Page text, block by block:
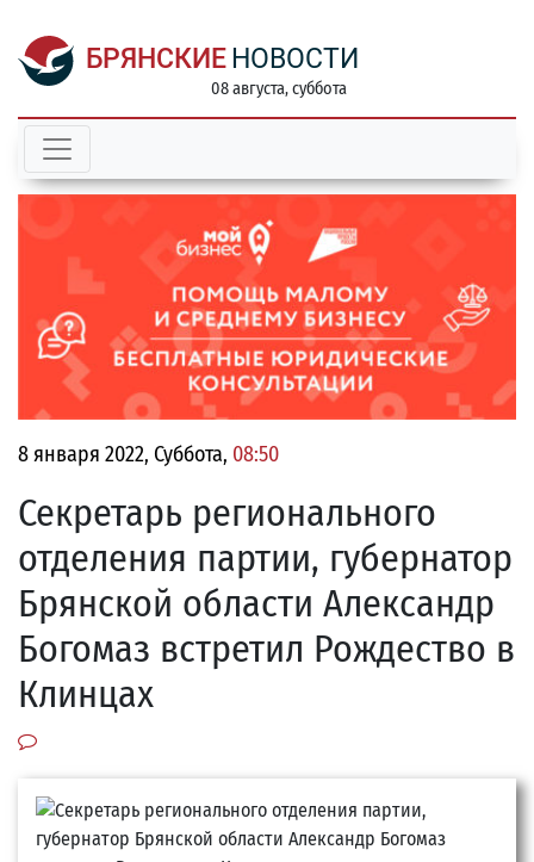
БРЯНСКИЕ НОВОСТИ
08 августа, суббота
8 января 2022, Суббота, 08:50
Секретарь регионального
отделения партии, губернатор
Брянской области Александр
Богомаз встретил Рождество в
Клинцах